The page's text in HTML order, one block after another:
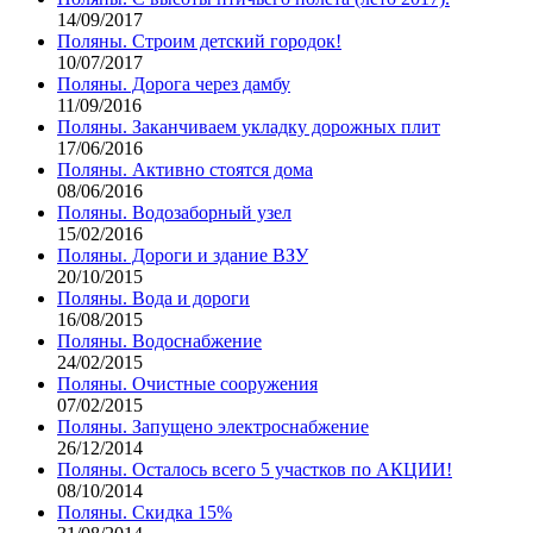
14/09/2017
Поляны. Строим детский городок!
10/07/2017
Поляны. Дорога через дамбу
11/09/2016
Поляны. Заканчиваем укладку дорожных плит
17/06/2016
Поляны. Активно стоятся дома
08/06/2016
Поляны. Водозаборный узел
15/02/2016
Поляны. Дороги и здание ВЗУ
20/10/2015
Поляны. Вода и дороги
16/08/2015
Поляны. Водоснабжение
24/02/2015
Поляны. Очистные сооружения
07/02/2015
Поляны. Запущено электроснабжение
26/12/2014
Поляны. Осталось всего 5 участков по АКЦИИ!
08/10/2014
Поляны. Скидка 15%